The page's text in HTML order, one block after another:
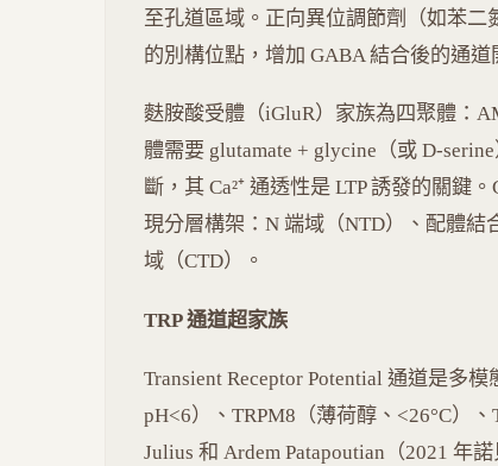
至孔道區域。正向異位調節劑（如苯
的別構位點，增加 GABA 結合後的通道
麩胺酸受體（iGluR）家族為四聚體：
體需要 glutamate + glycine（或 D-
斷，其 Ca²⁺ 通透性是 LTP 誘發的關鍵
現分層構架：N 端域（NTD）、配體
域（CTD）。
TRP 通道超家族
Transient Receptor Potential 通道是多
pH<6）、TRPM8（薄荷醇、<26°C）
Julius 和 Ardem Patapoutian（2021 年